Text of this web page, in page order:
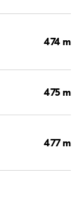
474 m
475 m
477 m